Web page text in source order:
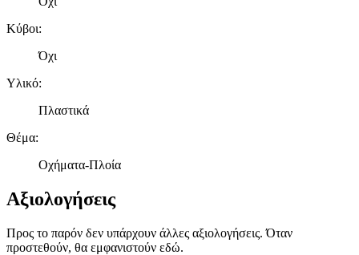
μας και την ανάπτυξη προϊόντων. Επίσης, κοινοποιούμε
πληροφορίες σχετικά με την από μέρους σας χρήση της
δικτύωσης, διαφημίσεων και ανάλυσης.
Κύβοι:
Όχι
Υλικό:
Πλαστικά
Θέμα:
Οχήματα-Πλοία
Αξιολογήσεις
Προς το παρόν δεν υπάρχουν άλλες αξιολογήσεις. Όταν
προστεθούν, θα εμφανιστούν εδώ.